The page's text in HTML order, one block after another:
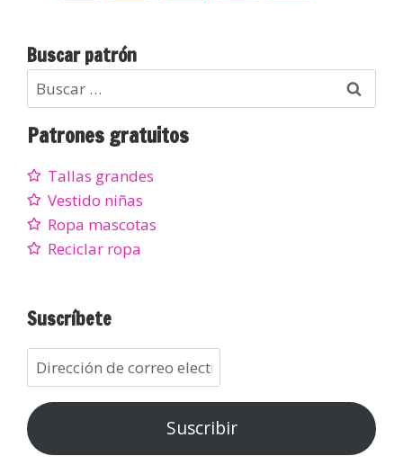
Buscar patrón
Patrones gratuitos
Tallas grandes
Vestido niñas
Ropa mascotas
Reciclar ropa
Suscríbete
Suscribir